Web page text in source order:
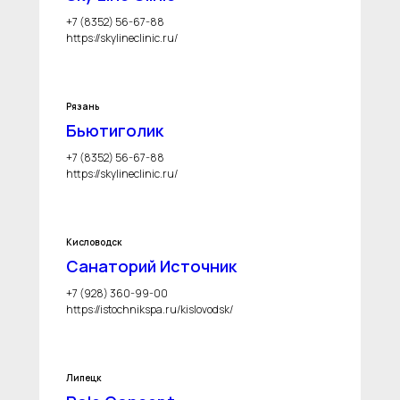
+7 (8352) 56-67-88
https://skylineclinic.ru/
Рязань
Бьютиголик
+7 (8352) 56-67-88
https://skylineclinic.ru/
Кисловодск
Санаторий Источник
+7 (928) 360-99-00
https://istochnikspa.ru/kislovodsk/
Липецк